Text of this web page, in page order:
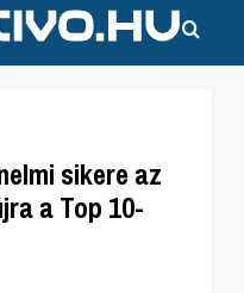
sikere az
a Top 10-